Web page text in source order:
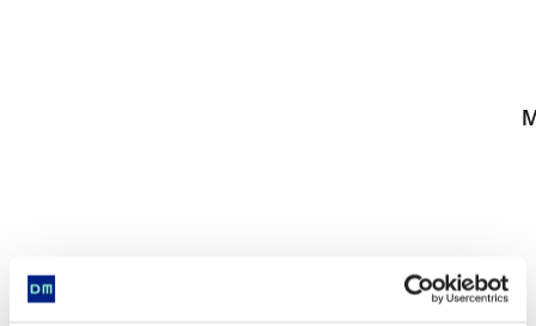
Golden ring with filigree decoration and inlaid
with garnet stone